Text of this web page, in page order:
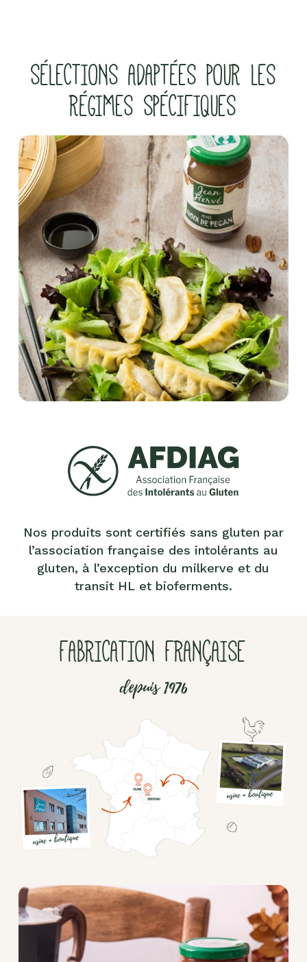
Nos produits sont certifiés sans gluten par
l’association française des intolérants au
gluten, à l’exception du milkerve et du
transit HL et bioferments.
SÉLECTIONS ADAPTÉES POUR LES
RÉGIMES SPÉCIFIQUES
FABRICATION FRANÇAISE
depuis 1976
culinaires
Boisson
poudre
Fruits
secs
Mélanges
apéritifs
Tartinables
apéritifs